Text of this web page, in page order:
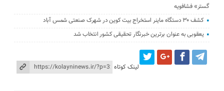
گستر» فشافویه
کشف ۳۰ دستگاه ماینر استخراج بیت کوین در شهرک صنعتی شمس آباد
یعقوبی به عنوان برترین خبرنگار تحقیقی کشور انتخاب شد
لینک کوتاه